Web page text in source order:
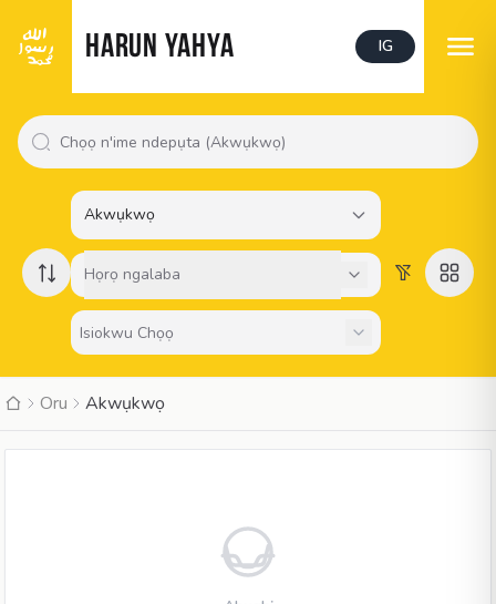
HARUN YAHYA IG
Akwụkwọ
Họrọ ngalaba
Oru Akwụkwọ